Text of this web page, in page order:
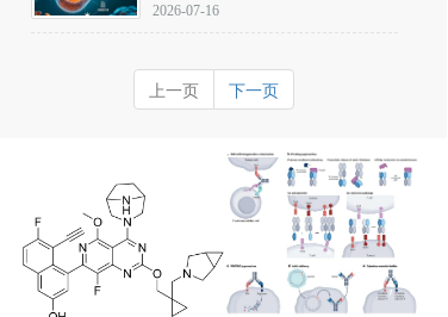
抗剂，被广泛视为研究PPARδ核
靶点药理机制的金标准化学探
针。
2026-07-16
上一页 下一页